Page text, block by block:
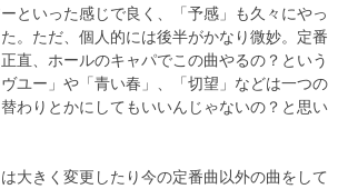
といった感じで良く、「予感」も久々にやっ
。ただ、個人的には後半がかなり微妙。定番
直、ホールのキャパでこの曲やるの？という
ユー」や「青い春」、「切望」などは一つの
わりとかにしてもいいんじゃないの？と思い
大きく変更したり今の定番曲以外の曲をして